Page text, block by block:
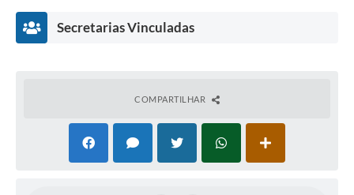
Secretarias Vinculadas
COMPARTILHAR